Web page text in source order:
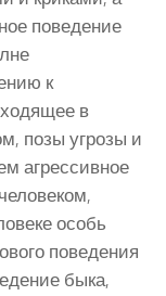
поведение
к
в
позы угрозы и
агрессивное
особь
поведения
быка,